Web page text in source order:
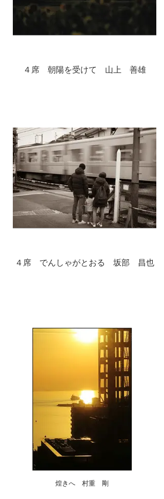
４席 朝陽を受けて 山上 善雄
４席 でんしゃがとおる 坂部 昌也
煌きへ 村重 剛